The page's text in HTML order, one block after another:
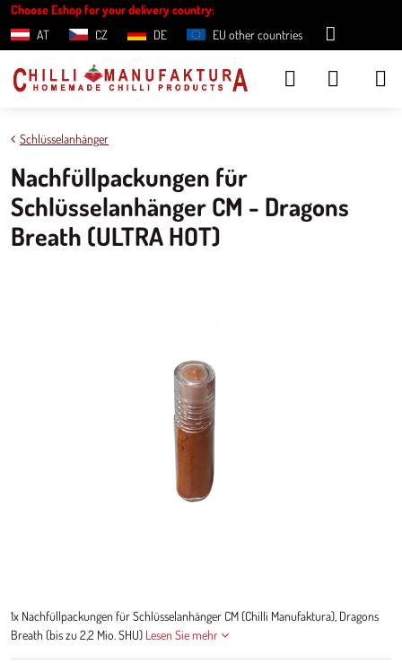
Choose Eshop for your delivery country:
AT
CZ DE EU other countries
Schlüsselanhänger
Nachfüllpackungen für
Schlüsselanhänger CM - Dragons
Breath (ULTRA HOT)
1x Nachfüllpackungen für Schlüsselanhänger CM (Chilli Manufaktura), Dragons
Breath (bis zu 2,2 Mio. SHU) Lesen Sie mehr